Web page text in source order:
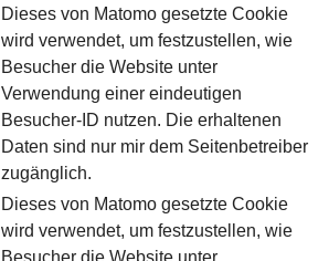
Dieses von Matomo gesetzte Cookie
wird verwendet, um festzustellen, wie
Besucher die Website unter
Verwendung einer eindeutigen
Besucher-ID nutzen. Die erhaltenen
Daten sind nur mir dem Seitenbetreiber
zugänglich.
Dieses von Matomo gesetzte Cookie
wird verwendet, um festzustellen, wie
Besucher die Website unter